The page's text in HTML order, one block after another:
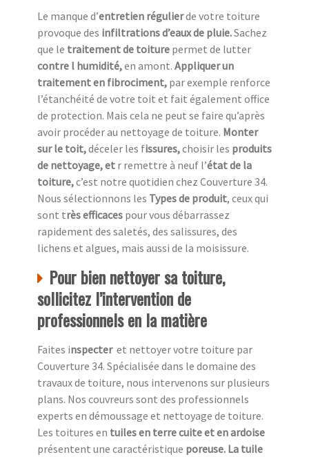
Le manque d’entretien régulierde votre toiture
provoque des infiltrations d’eaux de pluie.Sachez
que le traitement de toiture permet de lutter
contre l humidité,en amont. Appliquer un
traitement en fibrociment, par exemple renforce
l’étanchéité de votre toit et fait également office
de protection. Mais cela ne peut se faire qu’après
avoir procéder au nettoyage de toiture. Monter
sur le toit,déceler les fissures,choisir les produits
de nettoyage, et r remettre à neuf l’état de la
toiture,c’est notre quotidien chez Couverture 34.
Nous sélectionnons les Types de produit, ceux qui
sont très efficaces pour vous débarrassez
rapidement des saletés, des salissures, des
lichens et algues, mais aussi de la moisissure.
Pour bien nettoyer sa toiture,
sollicitez l’intervention de
professionnels en la matière
Faites inspecter et nettoyer votre toiture par
Couverture 34. Spécialisée dans le domaine des
travaux de toiture, nous intervenons sur plusieurs
plans. Nos couvreurs sont des professionnels
experts en démoussage et nettoyage de toiture.
Les toitures en tuiles en terre cuite et en ardoise
présentent une caractéristique poreuse. La tuile